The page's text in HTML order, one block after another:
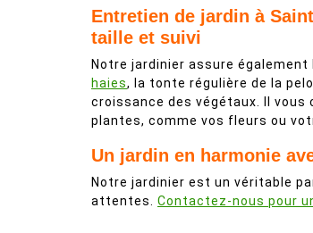
Entretien de jardin à
taille et suivi
Notre jardinier assure également
haies, la tonte régulière de la
croissance des végétaux. Il
plantes, comme vos fleurs ou
Un jardin en harmonie
Notre jardinier est un véritable
attentes. Contactez-nous pour